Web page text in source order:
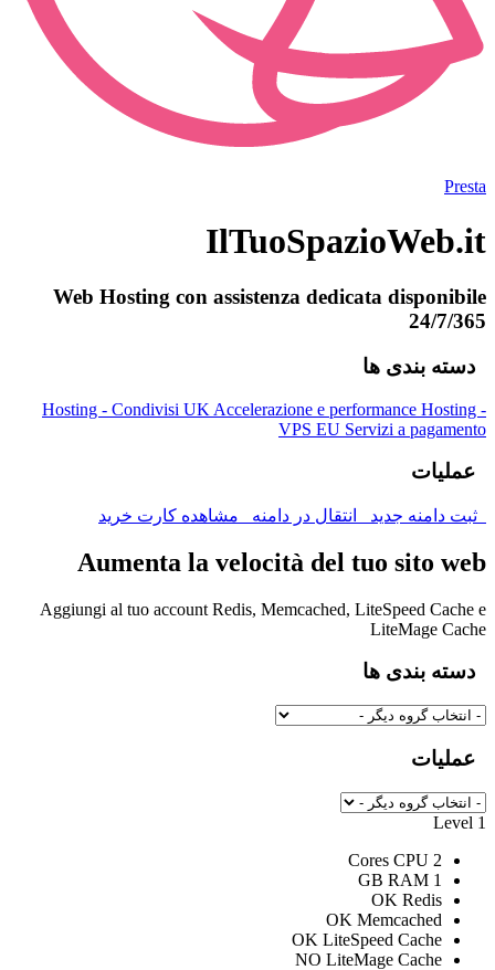
Presta
IlTuoSpazioWeb.it
Web Hosting con assistenza dedicata disponibile
24/7/365
دسته بندی ها
Hosting - Condivisi UK Accelerazione e performance Hosting -
VPS EU Servizi a pagamento
عملیات
ثبت دامنه جدید انتقال در دامنه مشاهده کارت خرید
Aumenta la velocità del tuo sito web
Aggiungi al tuo account Redis, Memcached, LiteSpeed Cache e
LiteMage Cache
دسته بندی ها
عملیات
Level 1
2 Cores
CPU
1 GB
RAM
OK Redis
OK Memcached
OK LiteSpeed Cache
NO LiteMage Cache